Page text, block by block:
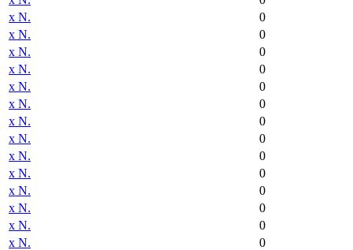
x N.
0
x N.
0
x N.
0
x N.
0
x N.
0
x N.
0
x N.
0
x N.
0
x N.
0
x N.
0
x N.
0
x N.
0
x N.
0
x N.
0